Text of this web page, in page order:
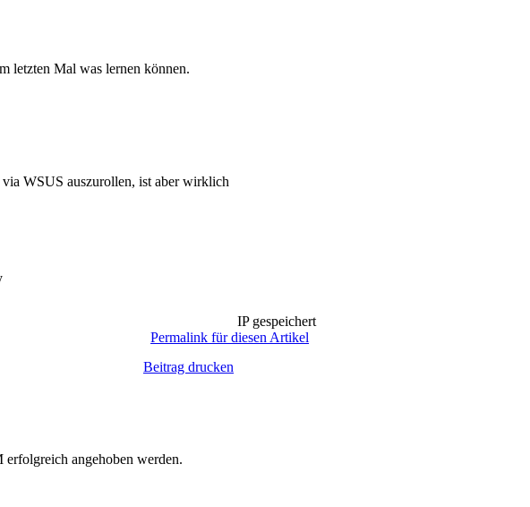
letzten Mal was lernen können.
WSUS auszurollen, ist aber wirklich
IP gespeichert
Permalink für diesen Artikel
Beitrag drucken
angehoben werden.